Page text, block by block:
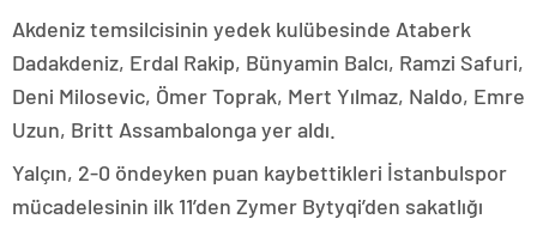
Akdeniz temsilcisinin yedek kulübesinde Ataberk
Dadakdeniz, Erdal Rakip, Bünyamin Balcı, Ramzi Safuri,
Deni Milosevic, Ömer Toprak, Mert Yılmaz, Naldo, Emre
Uzun, Britt Assambalonga yer aldı.
Yalçın, 2-0 öndeyken puan kaybettikleri İstanbulspor
mücadelesinin ilk 11’den Zymer Bytyqi’den sakatlığı